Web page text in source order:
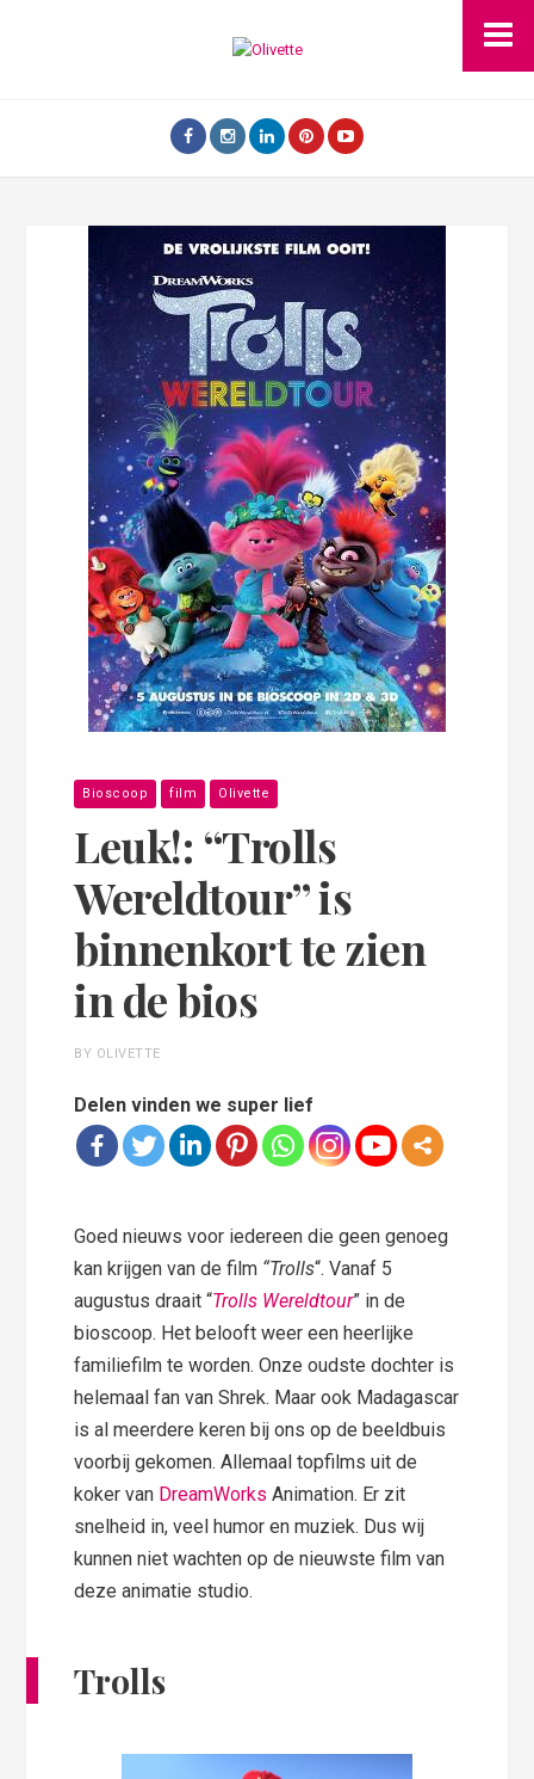
Bioscoop film Olivette
Leuk!: “Trolls
Wereldtour” is
binnenkort te zien
in de bios
BY OLIVETTE
Delen vinden we super lief
Goed nieuws voor iedereen die geen genoeg
kan krijgen van de film “Trolls“. Vanaf 5
augustus draait “Trolls Wereldtour” in de
bioscoop. Het belooft weer een heerlijke
familiefilm te worden. Onze oudste dochter is
helemaal fan van Shrek. Maar ook Madagascar
is al meerdere keren bij ons op de beeldbuis
voorbij gekomen. Allemaal topfilms uit de
koker van DreamWorksAnimation. Er zit
snelheid in, veel humor en muziek. Dus wij
kunnen niet wachten op de nieuwste film van
deze animatie studio.
Trolls